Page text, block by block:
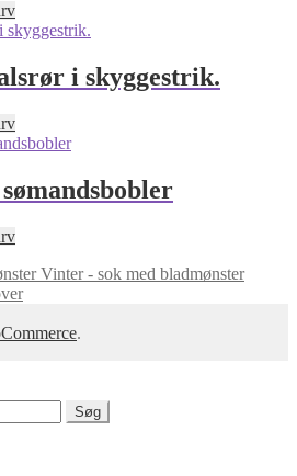
i skyggestrik.
Vinter - sok med bladmønster
.
Søg